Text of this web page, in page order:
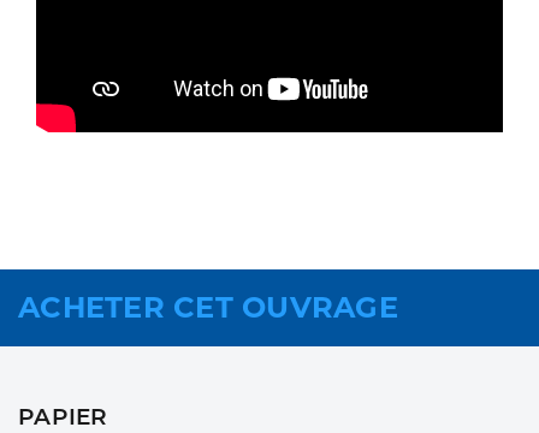
ACHETER CET OUVRAGE
PAPIER